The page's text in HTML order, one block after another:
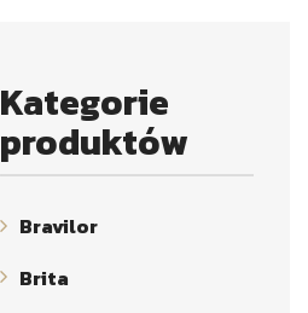
Kategorie
produktów
Bravilor
Brita